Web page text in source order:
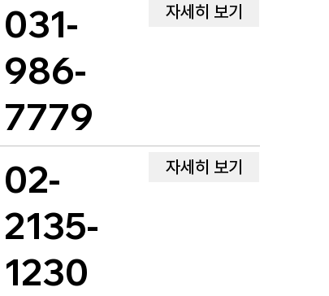
031-
986-
7779
자세히 보기
02-
2135-
1230
자세히 보기